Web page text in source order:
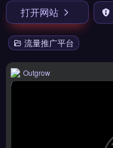
打开网站
流量推广平台
Outgrow